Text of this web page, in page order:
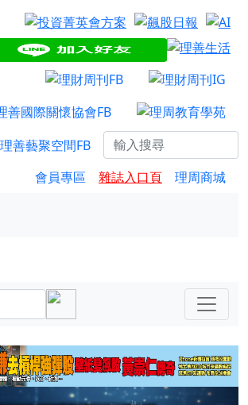
會員專區 雜誌入口頁 理周商城